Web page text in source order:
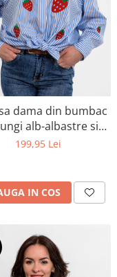
dama din bumbac
alb-albastre si
broderie capsuni
199,95 Lei
IN COS